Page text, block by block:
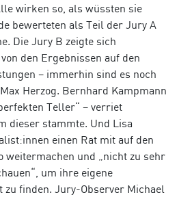
wirken so, als wüssten sie
bewerteten als Teil der Jury A
Die Jury B zeigte sich
den Ergebnissen auf den
– immerhin sind es noch
Herzog. Bernhard Kampmann
Teller“ – verriet
dieser stammte. Und Lisa
einen Rat mit auf den
weitermachen und „nicht zu sehr
um ihre eigene
finden. Jury-Observer Michael